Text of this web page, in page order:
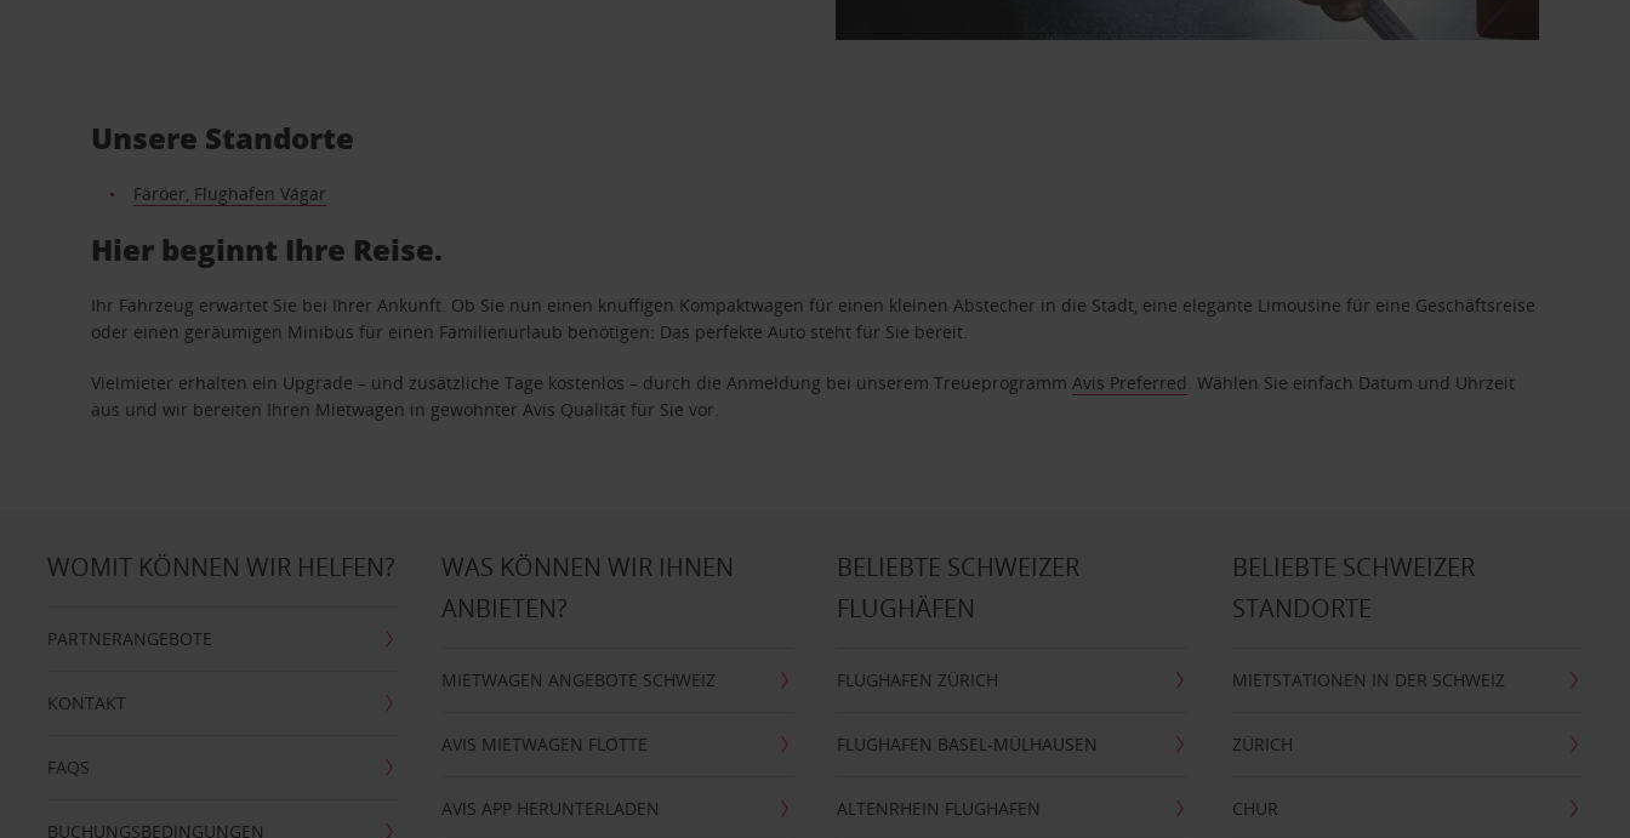
Unsere Standorte
Färöer, Flughafen Vágar
Hier beginnt Ihre Reise.
Ihr Fahrzeug erwartet Sie bei Ihrer Ankunft. Ob Sie nun einen knuffigen Kompaktwagen für einen kleinen Abstecher in die Stadt, eine elegante Limousine für eine Geschäftsreise
oder einen geräumigen Minibus für einen Familienurlaub benötigen: Das perfekte Auto steht für Sie bereit.
Vielmieter erhalten ein Upgrade – und zusätzliche Tage kostenlos – durch die Anmeldung bei unserem TreueprogrammAvis Preferred. Wählen Sie einfach Datum und Uhrzeit
aus und wir bereiten Ihren Mietwagen in gewohnter Avis Qualität für Sie vor.
WOMIT KÖNNEN WIR HELFEN?
PARTNERANGEBOTE
KONTAKT
FAQS
BUCHUNGSBEDINGUNGEN
WAS KÖNNEN WIR IHNEN
ANBIETEN?
MIETWAGEN ANGEBOTE SCHWEIZ
AVIS MIETWAGEN FLOTTE
AVIS APP HERUNTERLADEN
BELIEBTE SCHWEIZER
FLUGHÄFEN
FLUGHAFEN ZÜRICH
FLUGHAFEN BASEL-MÜLHAUSEN
ALTENRHEIN FLUGHAFEN
BELIEBTE SCHWEIZER
STANDORTE
MIETSTATIONEN IN DER SCHWEIZ
ZÜRICH
CHUR